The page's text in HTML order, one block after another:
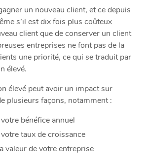
un nouveau client, et ce depuis
s’il est dix fois plus coûteux
client que de conserver un client
entreprises ne font pas de la
une priorité, ce qui se traduit par
élevé.
élevé peut avoir un impact sur
plusieurs façons, notamment :
bénéfice annuel
taux de croissance
valeur de votre entreprise